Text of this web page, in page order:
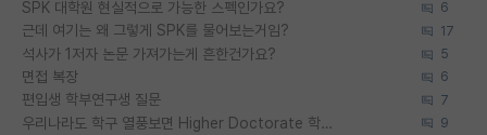
SPK 대학원 현실적으로 가능한 스펙인가요? 6
근데 여기는 왜 그렇게 SPK를 물어보는거임? 17
석사가 1저자 논문 가져가는게 흔한건가요? 5
면접 복장 6
편입생 학부연구생 질문 7
우리나라도 학구 열풍보면 Higher Doctorate 학위가 필요하다고 봅니다. 9